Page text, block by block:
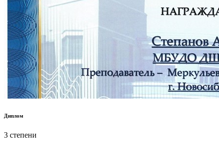
Диплом
3 степени